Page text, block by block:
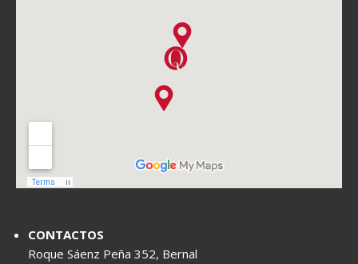
CONTACTOS
Roque Sáenz Peña 352, Bernal